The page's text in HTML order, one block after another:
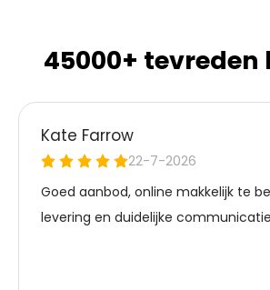
45000+